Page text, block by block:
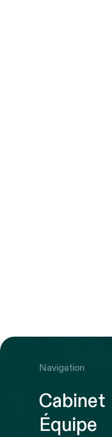
Navigation
Cabinet
Équipe